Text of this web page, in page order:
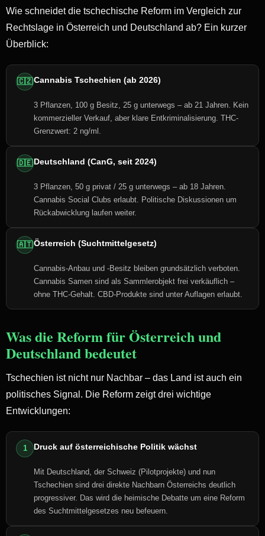
Wie schneidet die tschechische Reform im Vergleich zur
Rechtslage in Österreich und Deutschland ab? Ein kurzer
Überblick:
🇨🇿Cannabis Tschechien (ab 2026)
3 Pflanzen, 100 g Besitz, 25 g unterwegs – ab 21 Jahren. Kein
kommerzieller Verkauf, aber klare Entkriminalisierung. THC-
Grenzwert: 2 ng/ml.
🇩🇪 Deutschland (CanG, seit 2024)
3 Pflanzen, 50 g privat / 25 g unterwegs – ab 18 Jahren.
Cannabis Social Clubs erlaubt. Politische Diskussionen um
Rückabwicklung laufen weiter.
🇦🇹Österreich (Suchtmittelgesetz)
Cannabis-Anbau und -Besitz bleiben grundsätzlich verboten.
Cannabis Samen sind als Sammlerobjekt frei verkäuflich –
ohne THC-Gehalt. CBD-Produkte sind unter Auflagen erlaubt.
Was die Reform für Österreich und
Deutschland bedeutet
Tschechien ist nicht nur Nachbar – das Land ist auch ein
politisches Signal. Die Reform zeigt drei wichtige
Entwicklungen:
1 Druck auf österreichische Politik wächst
Mit Deutschland, der Schweiz (Pilotprojekte) und nun
Tschechien sind drei direkte Nachbarn Österreichs deutlich
progressiver. Das wird die heimische Debatte um eine Reform
des Suchtmittelgesetzes neu befeuern.